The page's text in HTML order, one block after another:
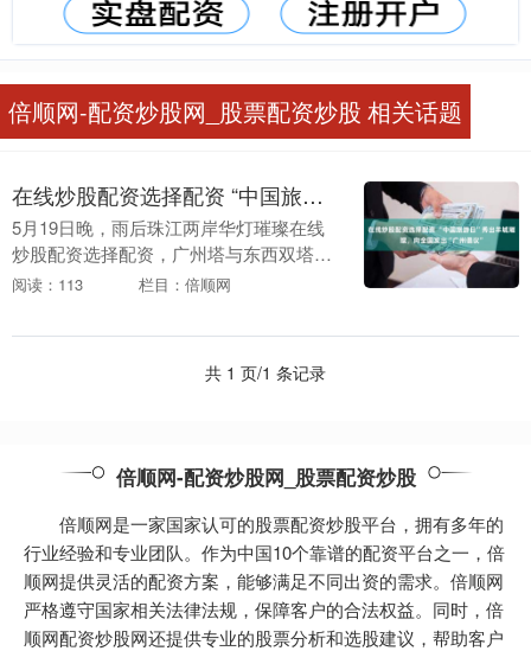
倍顺网-配资炒股网_股票配资炒股 相关话题
在线炒股配资选择配资 “中国旅游日”秀出羊城璀璨，向全国发出“广州倡议”
5月19日晚，雨后珠江两岸华灯璀璨在线
炒股配资选择配资，广州塔与东西双塔凌
空而立，数道强劲光束刺破夜空，璀璨灯
天际线装点得流....
阅读：113 栏目：倍顺网
共 1 页/1 条记录
倍顺网-配资炒股网_股票配资炒股
倍顺网是一家国家认可的股票配资炒股平台，拥有多年的
行业经验和专业团队。作为中国10个靠谱的配资平台之一，倍
顺网提供灵活的配资方案，能够满足不同出资的需求。倍顺网
严格遵守国家相关法律法规，保障客户的合法权益。同时，倍
顺网配资炒股网还提供专业的股票分析和选股建议，帮助客户